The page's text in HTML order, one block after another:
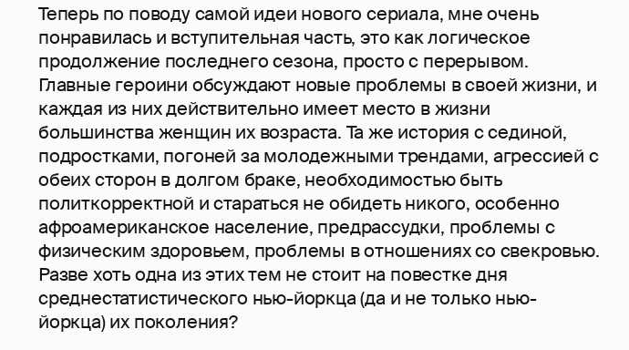
Теперь по поводу самой идеи нового сериала, мне очень
понравилась и вступительная часть, это как логическое
продолжение последнего сезона, просто с перерывом.
Главные героини обсуждают новые проблемы в своей жизни, и
каждая из них действительно имеет место в жизни
большинства женщин их возраста. Та же история с сединой,
подростками, погоней за молодежными трендами, агрессией с
обеих сторон в долгом браке, необходимостью быть
политкорректной и стараться не обидеть никого, особенно
афроамериканское население, предрассудки, проблемы с
физическим здоровьем, проблемы в отношениях со свекровью.
Разве хоть одна из этих тем не стоит на повестке дня
среднестатистического нью-йоркца (да и не только нью-
йоркца) их поколения?